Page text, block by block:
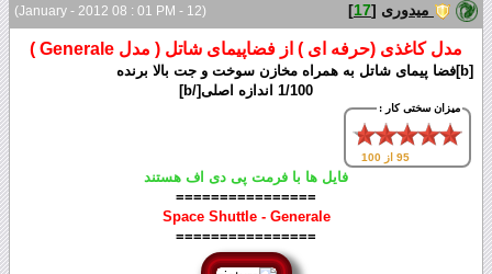
(12 - January - 2012 08 : 01 PM) میدوری [
17
]
مدل کاغذی (حرفه ای ) از فضاپیمای شاتل ( مدل Generale )
[b]فضا پیمای شاتل به همراه مخازن سوخت و جت بالا برنده
1/100 اندازه اصلی[/b]
میزان سختی کار :
95 از 100
فایل ها با فرمت پی دی اف هستند
================
Space Shuttle - Generale
================